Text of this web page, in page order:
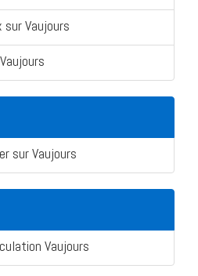
Vaujours
sur Vaujours
Vaujours